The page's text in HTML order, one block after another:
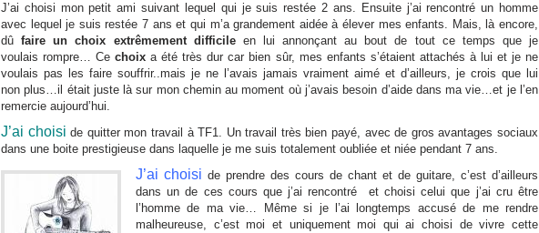
J’ai choisi mon petit ami suivant lequel qui je suis restée 2 ans. Ensuite j’ai rencontré un homme
avec lequel je suis restée 7 ans et qui m’a grandement aidée à élever mes enfants. Mais, là encore,
dûfaire un choix extrêmement difficileen lui annonçant au bout de tout ce temps que je
voulais rompre… Cechoix a été très dur car bien sûr, mes enfants s’étaient attachés à lui et je ne
voulais pas les faire souffrir..mais je ne l’avais jamais vraiment aimé et d’ailleurs, je crois que lui
non plus…il était juste là sur mon chemin au moment où j’avais besoin d’aide dans ma vie…et je l’en
remercie aujourd’hui.
J’ai choisi de quitter mon travail à TF1. Un travail très bien payé, avec de gros avantages sociaux
dans une boite prestigieuse dans laquelle je me suis totalement oubliée et niée pendant 7 ans.
J’ai choisi de prendre des cours de chant et de guitare, c’est d’ailleurs
dans un de ces cours que j’ai rencontré et choisi celui que j’ai cru être
l’homme de ma vie… Même si je l’ai longtemps accusé de me rendre
malheureuse, c’est moi et uniquement moi qui ai choisi de vivre cette